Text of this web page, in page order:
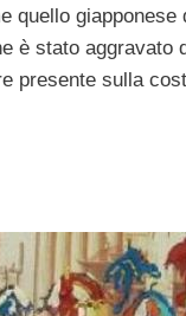
quello giapponese
è stato aggravato
presente sulla